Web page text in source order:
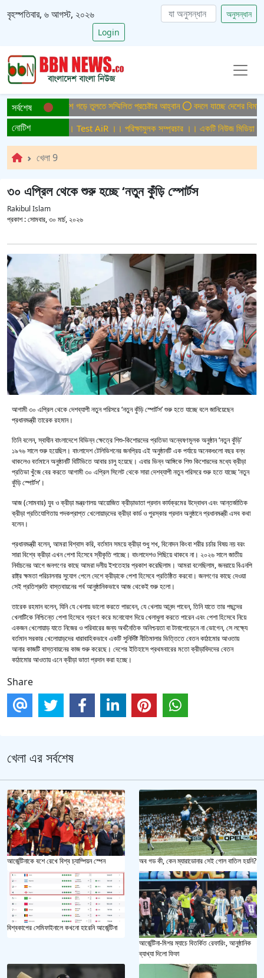
বৃহস্পতিবার, ৬ আগস্ট, ২০২৬
অনুসন্ধান
Login
সর্বশেষ বাংলাদেশ গড়ে তুলতে সম্মিলিত প্রচেষ্টার আহ্বান বদলে যাচ্ছে দেশের বিমান
নোটিশসম্প্রচার ।। Test AiR ।। পরিক্ষামুলক সম্প্রচার ।। একটি নিউজ মিডিয়া
খেলা 9
৩০ এপ্রিল থেকে শুরু হচ্ছে ‘নতুন কুঁড়ি স্পোর্টস
Rakibul Islam
প্রকাশ :সোমবার, ৩০ মার্চ, ২০২৬
আগামী ৩০ এপ্রিল থেকে দেশব্যাপী নতুন পরিসরে ‘নতুন কুঁড়ি স্পোর্টস’ শুরু হতে যাচ্ছে বলে জানিয়েছেন
প্রধানমন্ত্রী তারেক রহমান।
তিনি বলেন, স্বাধীন বাংলাদেশে বিভিন্ন ক্ষেত্রে শিশু-কিশোরদের প্রতিভা অন্বেষণমূলক অনুষ্ঠান ‘নতুন কুঁড়ি’
১৯৭৬ সালে শুরু হয়েছিল। বাংলাদেশ টেলিভিশনের জনপ্রিয় এই অনুষ্ঠানটি এক পর্যায়ে অনেকগুলো বছর বন্ধ
থাকলেও বর্তমানে অনুষ্ঠানটি বিটিভিতে আবার চালু হয়েছে। এবার ভিন্ন আঙ্গিকে শিশু কিশোরদের মধ্যে ক্রীড়া
প্রতিভা খুঁজে বের করতে আগামী ৩০ এপ্রিল সিলেট থেকে সারা দেশব্যাপী নতুন পরিসরে শুরু হতে যাচ্ছে ‘নতুন
কুঁড়ি স্পোর্টস’।
আজ (সোমবার) যুব ও ক্রীড়া মন্ত্রণালয় আয়োজিত ক্রীড়াভাতা প্রদান কার্যক্রমের উদ্বোধন এবং আন্তর্জাতিক
ক্রীড়া প্রতিযোগিতায় পদকপ্রাপ্ত খেলোয়াড়দের ক্রীড়া কার্ড ও পুরস্কার প্রদান অনুষ্ঠানে প্রধানমন্ত্রী এসব কথা
বলেন।
প্রধানমন্ত্রী বলেন, আমরা বিশ্বাস করি, বর্তমান সময়ে ক্রীড়া শুধু শখ, বিনোদন কিংবা শরীর চর্চার বিষয় নয় বরং
সারা বিশ্বে ক্রীড়া এখন পেশা হিসেবে স্বীকৃতি পাচ্ছে। বাংলাদেশও পিছিয়ে থাকবে না। ২০২৬ সালে জাতীয়
নির্বাচনের আগে জনগণের কাছে আমরা দলীয় ইশতেহার প্রকাশ করেছিলাম। আমরা বলেছিলাম, জনরায়ে বিএনপি
রাষ্ট্র ক্ষমতা পরিচালনার সুযোগ পেলে দেশে ক্রীড়াকে পেশা হিসেবে প্রতিষ্ঠিত করবো। জনগণের কাছে দেওয়া
সেই প্রতিশ্রুতি বাস্তবায়নের পর্ব আনুষ্ঠানিকভাবে আজ থেকেই শুরু হলো।
তারেক রহমান বলেন, যিনি যে খেলায় ভালো করতে পারবেন, যে খেলায় আনন্দ পাবেন, তিনি যাতে তার পছন্দের
খেলাটিকে নিশ্চিন্তে পেশা হিসেবে গ্রহণ করে মনোযোগ দিয়ে খেলাধুলা করতে পারেন এবং পেশা হিসেবে নিয়ে
একজন খেলোয়াড় যাতে নিজের ও পরিবারের জন্য অর্থনৈতিক অনিশ্চয়তা বা টানাপোড়েনে না ভোগেন, সে লক্ষ্যে
বর্তমান সরকার খেলোয়াড়দের ধারাবাহিকভাবে একটি সুনির্দিষ্ট নীতিমালার ভিত্তিতে বেতন কাঠামোর আওতায়
আনার কাজটি বাস্তবায়নের কাজ শুরু করেছে। দেশের ইতিহাসে প্রথমবারের মতো ক্রীড়াবিদদের বেতন
কাঠামোর আওতায় এনে ক্রীড়া ভাতা প্রদান করা হচ্ছে।
Share
খেলা এর সর্বশেষ
আর্জেন্টিনাকে বশে রেখে বিশ্ব চ্যাম্পিয়ন স্পেন অব গড কী, কেন ম্যারাডোনার সেই গোল বাতিল হয়নি?
বিশ্বকাপের সেমিফাইনালে কখনো হারেনি আর্জেন্টিনা
আর্জেন্টিনা-মিশর ম্যাচে বিতর্কিত রেফারিং, আনুষ্ঠানিক
ব্যাখ্যা দিলো ফিফা